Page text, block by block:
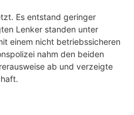
Es entstand geringer
Lenker standen unter
einem nicht betriebssicheren
nahm den beiden
ab und verzeigte